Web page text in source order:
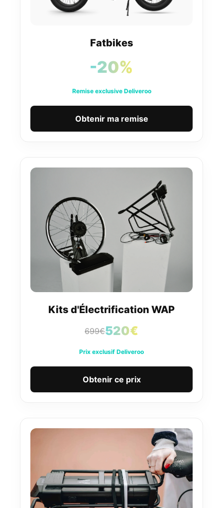
Fatbikes
-20%
Remise exclusive Deliveroo
Obtenir ma remise
Kits d'Électrification WAP
699€520€
Prix exclusif Deliveroo
Obtenir ce prix